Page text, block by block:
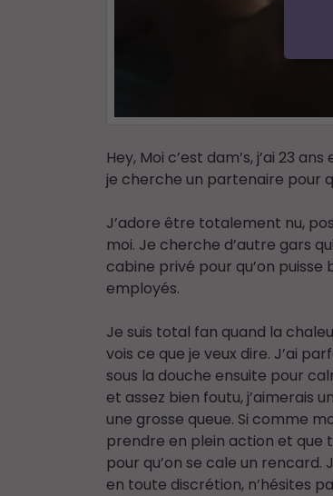
Hey, Moi c’est dam’s, j’ai 23
je cherche un partenaire pour
J’adore être totalement nu,
moi. Je cherche d’autre gars
cabine privé pour qu’on
employés.
Je suis total fan quand la
vois ce que je veux dire. J’ai
sous la douche ensuite pour
et assez bien foutu, j’aimerais
une grosse queue. Si comme
prendre en plein action et que
pour qu’on se cale un rencard.
en toute discrétion, n’hésites